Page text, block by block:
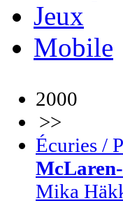
Jeux
Mobile
2000
>>
Écuries /
Mika